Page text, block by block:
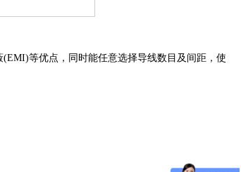
(EMI)等优点，同时能任意选择导线数目及间距，使